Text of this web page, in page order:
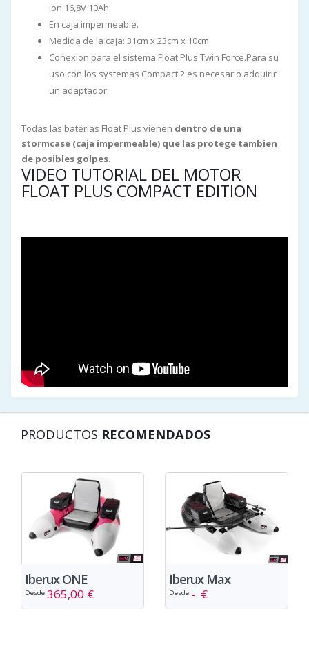
ion 16,8V 10Ah.
En caja impermeable.
Medida de la caja: 31cm x 23cm x 10cm
Conexion para el sistema Float Plus Twin Force.Para su
uso con los systemas Compact 2 es necesario adquirir
un adaptador.
Todas las baterías Float Plus vienen dentro de una
stormcase (caja impermeable) que las protege tambien
de posibles golpes.
VIDEO TUTORIAL DEL MOTOR
FLOAT PLUS COMPACT EDITION
PRODUCTOS RECOMENDADOS
Iberux ONE
Desde 365,00 €
Iberux Max
Desde - €